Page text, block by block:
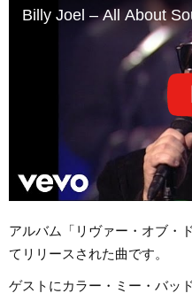
Billy Joel – All About
アルバム「リヴァー・オブ・
てリリースされた曲です。
ゲストにカラー・ミー・バッ